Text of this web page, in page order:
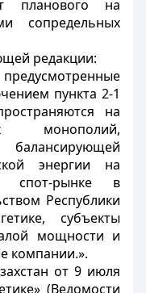
планового на
сопредельных
редакции:
пункта 2-1
на
монополий,
энергии на
спот-рынке в
Республики
субъекты
мощности и
компании.».
от 9 июля
(Ведомости